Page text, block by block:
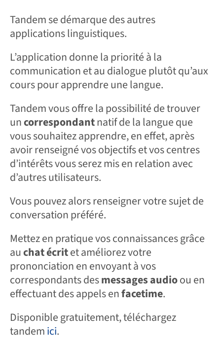
Tandem se démarque des autres
applications linguistiques.
L’application donne la priorité à la
communication et au dialogue plutôt qu’aux
cours pour apprendre une langue.
Tandem vous offre la possibilité de trouver
uncorrespondantnatif de la langue que
vous souhaitez apprendre, en effet, après
avoir renseigné vos objectifs et vos centres
d’intérêts vous serez mis en relation avec
d’autres utilisateurs.
Vous pouvez alors renseigner votre sujet de
conversation préféré.
Mettez en pratique vos connaissances grâce
auchat écritet améliorez votre
prononciation en envoyant à vos
correspondants desmessages audioou en
effectuant des appels enfacetime.
Disponible gratuitement, téléchargez
tandemici.